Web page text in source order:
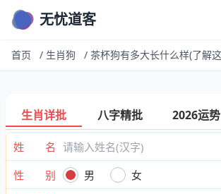
无忧道客
首页 / 生肖狗 /
生肖详批 八字精批 2026运势
姓 名
性 别
男
女